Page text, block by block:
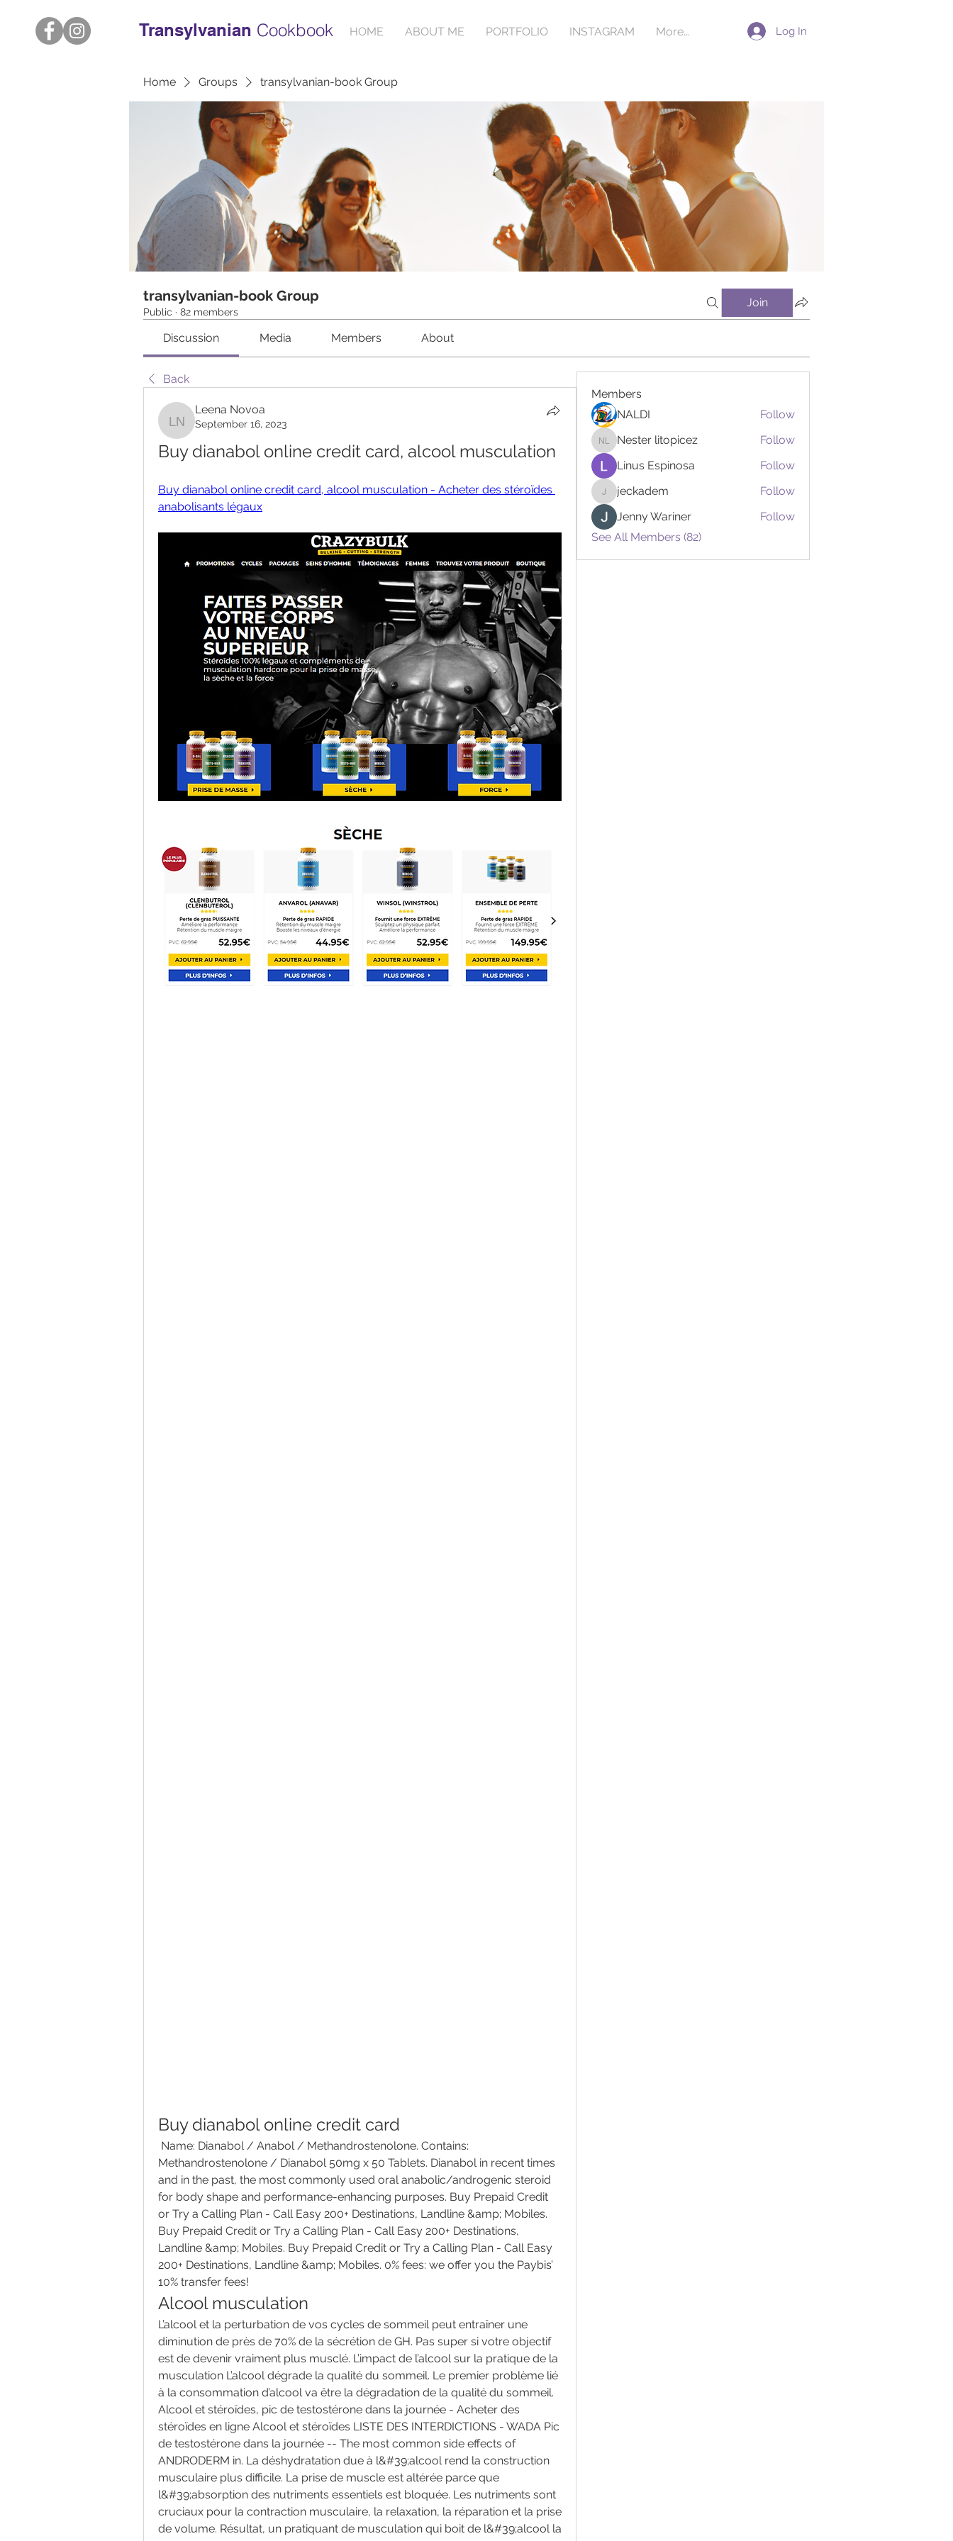
HOME ABOUT ME PORTFOLIO INSTAGRAM More...
Transylvanian Cookbook Log In
Home Groups transylvanian-book Group
transylvanian-book Group
Public · 82 members
Join
Discussion Media Members About
Back
Leena Novoa
Leena Novoa
September 16, 2023
Buy dianabol online credit card, alcool musculation
Buy dianabol online credit card, alcool musculation - Acheter des stéroïdes
anabolisants légaux
Buy dianabol online credit card
Methandrostenolone / Dianabol 50mg x 50 Tablets. Dianabol in recent times
and in the past, the most commonly used oral anabolic/androgenic steroid
for body shape and performance-enhancing purposes. Buy Prepaid Credit
or Try a Calling Plan - Call Easy 200+ Destinations, Landline &amp; Mobiles.
Buy Prepaid Credit or Try a Calling Plan - Call Easy 200+ Destinations,
Landline &amp; Mobiles. Buy Prepaid Credit or Try a Calling Plan - Call Easy
200+ Destinations, Landline &amp; Mobiles. 0% fees: we offer you the Paybis’
10% transfer fees!
Alcool musculation
L’alcool et la perturbation de vos cycles de sommeil peut entraîner une
diminution de près de 70% de la sécrétion de GH. Pas super si votre objectif
est de devenir vraiment plus musclé. L’impact de l’alcool sur la pratique de la
musculation L’alcool dégrade la qualité du sommeil. Le premier problème lié
à la consommation d’alcool va être la dégradation de la qualité du sommeil.
Alcool et stéroïdes, pic de testostérone dans la journée - Acheter des
stéroïdes en ligne Alcool et stéroïdes LISTE DES INTERDICTIONS - WADA Pic
de testostérone dans la journée -- The most common side effects of
ANDRODERM in. La déshydratation due à l&#39;alcool rend la construction
musculaire plus difficile. La prise de muscle est altérée parce que
l&#39;absorption des nutriments essentiels est bloquée. Les nutriments sont
cruciaux pour la contraction musculaire, la relaxation, la réparation et la prise
de volume. Résultat, un pratiquant de musculation qui boit de l&#39;alcool la
Members
NALDI
Follow
Nester litopicez
Nester litopicez
Follow
Linus Espinosa
Follow
jeckadem
jeckadem
Follow
Jenny Wariner
Follow
See All Members (82)